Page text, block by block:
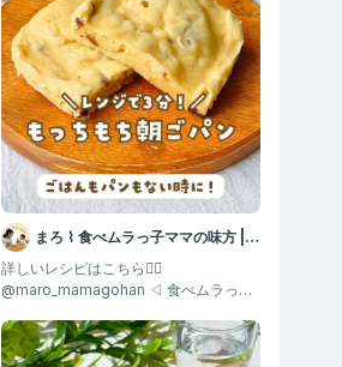
まろ ⌇ 食べムラっ子ママの味方 |
幼児食1歳〜
詳しいレシピはこちら👇🏻
@maro_mamagohan ◁ 食べムラっ子